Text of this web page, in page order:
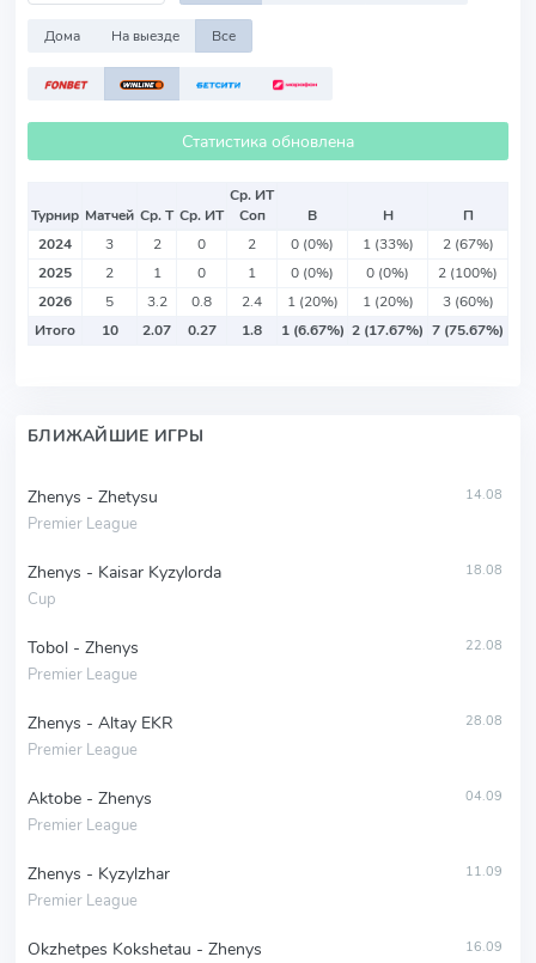
Дома На выезде Все
Статистика обновлена
Турнир Матчей Ср. Т Ср. ИТ
Ср. ИТ
Соп
В Н
П
2024
3 2 0 2 0 (0%) 1 (33%)
2 (67%)
2025
2 1 0 1 0 (0%) 0 (0%)
2 (100%)
2026
5 3.2 0.8 2.4 1 (20%) 1 (20%)
3 (60%)
Итого
10 2.07 0.27 1.8 1 (6.67%) 2 (17.67%) 7 (75.67%)
БЛИЖАЙШИЕ ИГРЫ
Zhenys - Zhetysu
Premier League
14.08
Zhenys - Kaisar Kyzylorda
Cup
18.08
Tobol - Zhenys
Premier League
22.08
Zhenys - Altay EKR
Premier League
28.08
Aktobe - Zhenys
Premier League
04.09
Zhenys - Kyzylzhar
Premier League
11.09
Okzhetpes Kokshetau - Zhenys 16.09